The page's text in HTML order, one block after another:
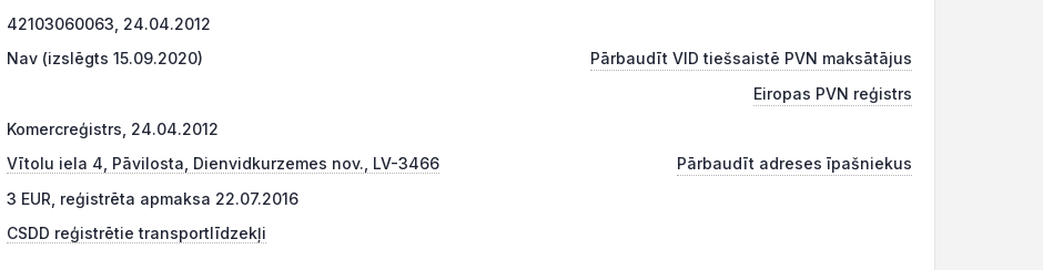
42103060063, 24.04.2012
Nav (izslēgts 15.09.2020)
Pārbaudīt VID tiešsaistē PVN maksātājus
Eiropas PVN reģistrs
Komercreģistrs, 24.04.2012
Vītolu iela 4, Pāvilosta, Dienvidkurzemes nov., LV-3466
Pārbaudīt adreses īpašniekus
3 EUR, reģistrēta apmaksa 22.07.2016
CSDD reģistrētie transportlīdzekļi